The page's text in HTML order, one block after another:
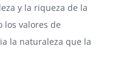
y la riqueza de la
los valores de
la naturaleza que la